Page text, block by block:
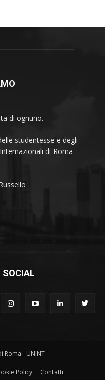
di ognuno.
studentesse e degli
di Roma
SOCIAL
Roma - UNINT
Policy Contatti